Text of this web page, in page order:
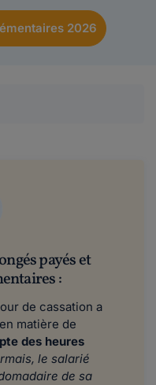
2026
payés et
:
de cassation a
matière de
des heures
le salarié
de sa